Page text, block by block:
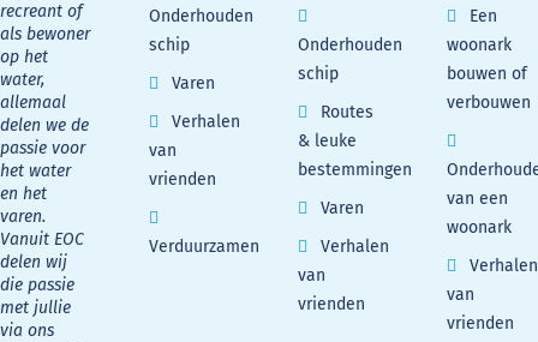
recreant of
als bewoner
op het
water,
allemaal
delen we de
passie voor
het water
en het
varen.
Vanuit EOC
delen wij
die passie
met jullie
via ons
Onderhouden
schip
Varen
Verhalen
van
vrienden
Verduurzamen
Onderhouden
schip
Routes
& leuke
bestemmingen
Varen
Verhalen
van
vrienden
Een
woonark
bouwen of
verbouwen
van een
woonark
Verhalen
van
vrienden